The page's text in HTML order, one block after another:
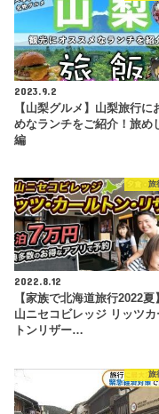
2023.9.2
【山梨グルメ】山梨旅行に
めなランチをご紹介！旅め
編
旅
2022.8.12
【家族で北海道旅行2022夏
山ニセコビレッジ リッツカ
トンリザー…
旅